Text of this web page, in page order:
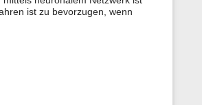
ist zu bevorzugen, wenn